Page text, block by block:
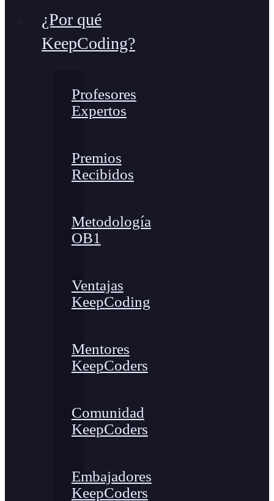
¿Por qué
KeepCoding?
Profesores
Expertos
Premios
Recibidos
Metodología
OB1
Ventajas
KeepCoding
Mentores
KeepCoders
Comunidad
KeepCoders
Embajadores
KeepCoders